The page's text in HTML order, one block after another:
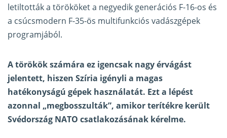
letiltották a törököket a negyedik generációs F-16-os és
a csúcsmodern F-35-ös multifunkciós vadászgépek
programjából.
A törökök számára ez igencsak nagy érvágást
jelentett, hiszen Szíria igényli a magas
hatékonyságú gépek használatát. Ezt a lépést
azonnal „megbosszulták”, amikor terítékre került
Svédország NATO csatlakozásának kérelme.